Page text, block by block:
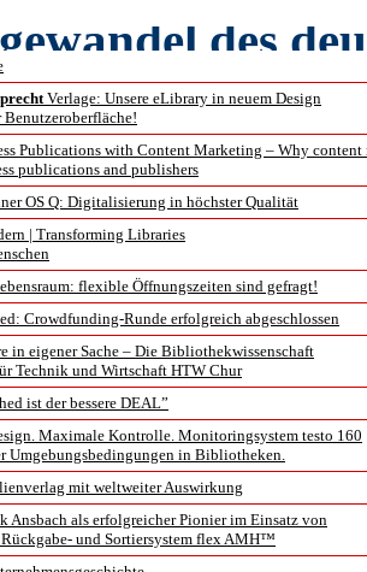
Verlage: Unsere eLibrary in neuem Design
Benutzeroberfläche!
Publications with Content Marketing – Why content
publications and publishers
OS Q: Digitalisierung in höchster Qualität
| Transforming Libraries
flexible Öffnungszeiten sind gefragt!
Crowdfunding-Runde erfolgreich abgeschlossen
in eigener Sache – Die Bibliothekwissenschaft
Technik und Wirtschaft HTW Chur
ist der bessere DEAL”
Maximale Kontrolle. Monitoringsystem testo 160
Umgebungsbedingungen in Bibliotheken.
mit weltweiter Auswirkung
Ansbach als erfolgreicher Pionier im Einsatz von
und Sortiersystem flex AMH™
des
und der
Tanja
Christina Rammler